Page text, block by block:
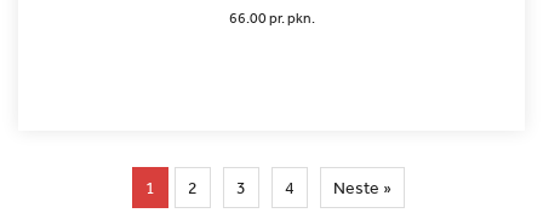
66.00 pr. pkn.
1 2 3 4 Neste »